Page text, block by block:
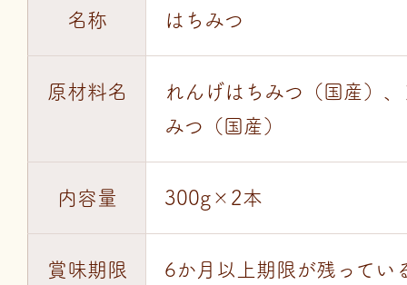
名称 はちみつ
原材料名
れんげはちみつ（国産）
みつ（国産）
内容量 300g×2本
賞味期限
6か月以上期限が残ってい